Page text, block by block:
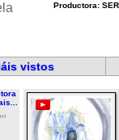
Productora:
vistos